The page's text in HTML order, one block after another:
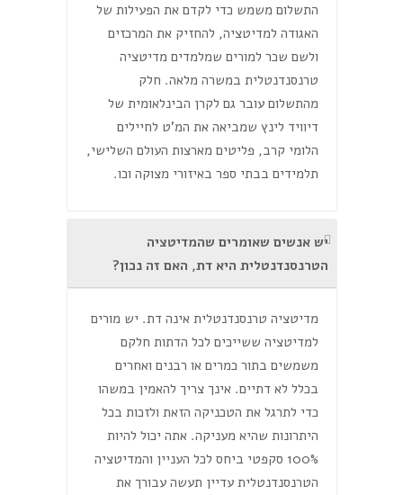
התשלום משמש כדי לקדם את הפעילות של
האגודה למדיטציה, להחזיק את המרכזים
ולשם שכר למורים שמלמדים מדיטציה
טרנסנדנטלית במשרה מלאה. חלק
מהתשלום עובר גם לקרן הבינלאומית של
דיוויד לינץ שמביאה את המ'ט לחיילים
הלומי קרב, פליטים מארצות העולם השלישי,
תלמידים בבתי ספר באיזורי מצוקה וכו.
יש אנשים שאומרים שהמדיטציה
הטרנסנדנטלית היא דת, האם זה נכון?
מדיטציה טרנסנדנטלית אינה דת. יש מורים
למדיטציה ששייכים לכל הדתות חלקם
משמשים בתור כמרים או רבנים ואחרים
בכלל לא דתיים. אינך צריך להאמין במשהו
כדי לתרגל את הטכניקה הזאת ולזכות בכל
היתרונות שהיא מעניקה. אתה יכול להיות
100% סקפטי ביחס לכל העניין והמדיטציה
הטרנסנדנטלית עדיין תעשה עבורך את